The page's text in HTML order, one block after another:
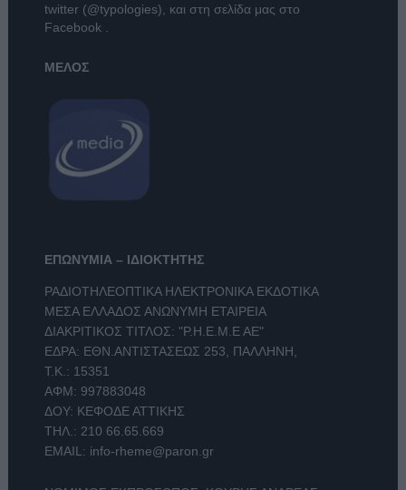
twitter (@typologies), και στη σελίδα μας στο
Facebook .
ΜΕΛΟΣ
ΕΠΩΝΥΜΙΑ – ΙΔΙΟΚΤΗΤΗΣ
ΡΑΔΙΟΤΗΛΕΟΠΤΙΚΑ ΗΛΕΚΤΡΟΝΙΚΑ ΕΚΔΟΤΙΚΑ
ΜΕΣΑ ΕΛΛΑΔΟΣ ΑΝΩΝΥΜΗ ΕΤΑΙΡΕΙΑ
ΔΙΑΚΡΙΤΙΚΟΣ ΤΙΤΛΟΣ: "Ρ.Η.Ε.Μ.Ε ΑΕ"
ΕΔΡΑ: ΕΘΝ.ΑΝΤΙΣΤΑΣΕΩΣ 253, ΠΑΛΛΗΝΗ,
Τ.Κ.: 15351
ΑΦΜ: 997883048
ΔΟΥ: ΚΕΦΟΔΕ ΑΤΤΙΚΗΣ
ΤΗΛ.: 210 66.65.669
EMAIL: info-rheme@paron.gr